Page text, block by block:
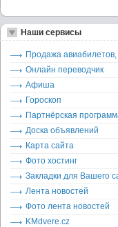
Наши сервисы
Продажа
Онлайн переводчик
Афиша
Гороскоп
Партнёрская
Доска объявлений
Карта сайта
Фото хостинг
Закладки для Вашего
Лента новостей
Фото лента новостей
KMdvere.cz